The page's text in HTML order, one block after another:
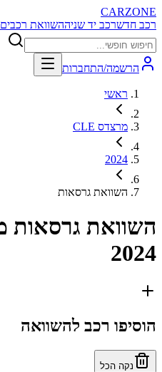
CARZONE
רכב חדשרכב יד שניההשוואת רכבים
הרשמה/התחברות
ראשי
מרצדס CLE
2024
השוואת גרסאות
השוואת גרסאות
2024
הוסיפו רכב להשוואה
נקה הכל